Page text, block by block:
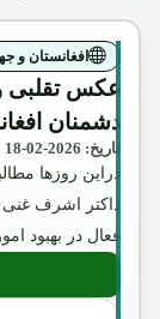
افغانستان و
عکس تقلبی و
دشمنان
تاریخ: 2026-02-18
دراین روزها
داکتر اشرف
فعال در بهبود